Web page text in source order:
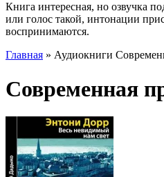
Книга интересная, но озвучка
или голос такой, интонации
воспринимаются.
Главная » Аудиокниги
Современная